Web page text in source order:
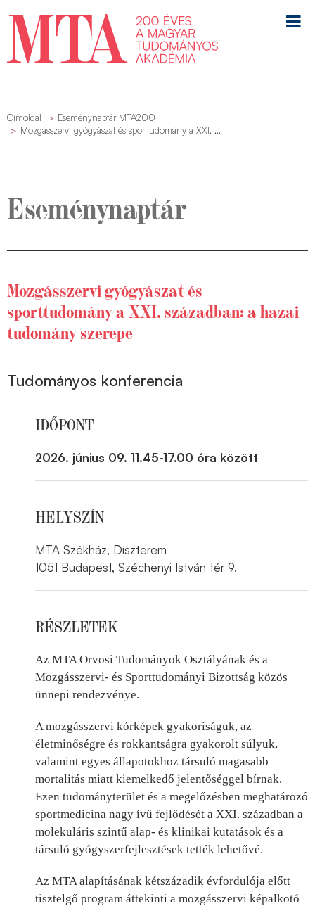
Címoldal
Eseménynaptár MTA200
Mozgásszervi gyógyászat és sporttudomány a XXI. ...
Eseménynaptár
Mozgásszervi gyógyászat és
sporttudomány a XXI. században: a hazai
tudomány szerepe
Tudományos konferencia
IDŐPONT
2026. június 09. 11.45-17.00 óra között
HELYSZÍN
MTA Székház, Díszterem
1051 Budapest, Széchenyi István tér 9.
RÉSZLETEK
Az MTA Orvosi Tudományok Osztályának és a
Mozgásszervi- és Sporttudományi Bizottság közös
ünnepi rendezvénye.
A mozgásszervi kórképek gyakoriságuk, az
életminőségre és rokkantságra gyakorolt súlyuk,
valamint egyes állapotokhoz társuló magasabb
mortalitás miatt kiemelkedő jelentőséggel bírnak.
Ezen tudományterület és a megelőzésben meghatározó
sportmedicina nagy ívű fejlődését a XXI. században a
molekuláris szintű alap- és klinikai kutatások és a
társuló gyógyszerfejlesztések tették lehetővé.
Az MTA alapításának kétszázadik évfordulója előtt
tisztelgő program áttekinti a mozgásszervi képalkotó